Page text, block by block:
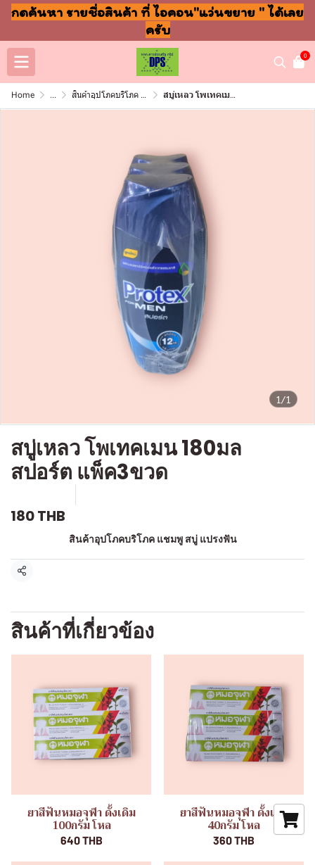
กดค้นหา รายชื่อสินค้า ที่ ไอคอน"แว่นขยาย " ได้เลย
ครับ
0
Home ... สินค้าอุปโภคบริโภค แชมพู สบู่ แปรงฟัน สบู่เหลว โพเทคเมน 180มล สปอร์ต แพ็ค3ขวด
1/1
สบู่เหลว โพเทคเมน 180มล
สปอร์ต แพ็ค3ขวด
180 THB
สินค้าอุปโภคบริโภค แชมพู สบู่ แปรงฟัน
แชร์
สินค้าที่เกี่ยวข้อง
ยาสีฟันหมอจุฬา ดั้งเดิม
100กรัม โหล
640 THB
ยาสีฟันหมอจุฬา ดั้งเดิม
40กรัม โหล
360 THB